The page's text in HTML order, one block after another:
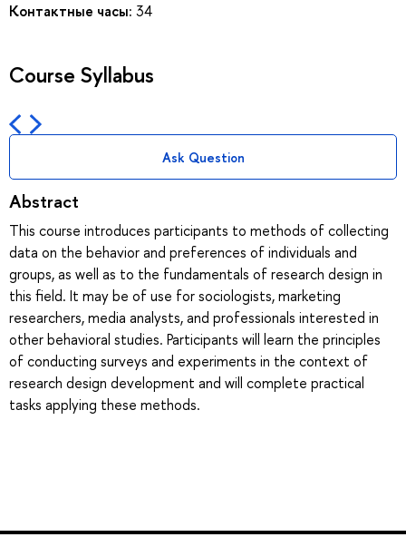
Контактные часы: 34
Course Syllabus
Ask Question
Abstract
This course introduces participants to methods of collecting
data on the behavior and preferences of individuals and
groups, as well as to the fundamentals of research design in
this field. It may be of use for sociologists, marketing
researchers, media analysts, and professionals interested in
other behavioral studies. Participants will learn the principles
of conducting surveys and experiments in the context of
research design development and will complete practical
tasks applying these methods.